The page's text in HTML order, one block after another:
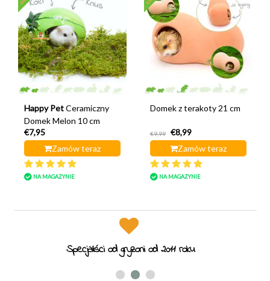
Happy Pet Ceramiczny
Domek Melon 10 cm
€7,95
Zamów teraz
NA MAGAZYNIE
Domek z terakoty 21 cm
€9,99
€8,99
Zamów teraz
NA MAGAZYNIE
Specjaliści od gryzoni od 2011 roku